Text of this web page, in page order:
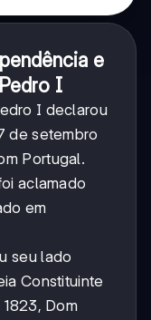
e
I
I declarou
de setembro
Portugal.
aclamado
em
seu lado
Constituinte
Dom